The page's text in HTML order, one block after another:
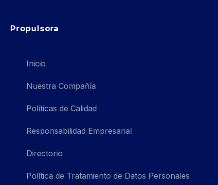
Propulsora
Inicio
Nuestra Compañía
Políticas de Calidad
Responsabilidad Empresarial
Directorio
Política de Tratamiento de Datos Personales